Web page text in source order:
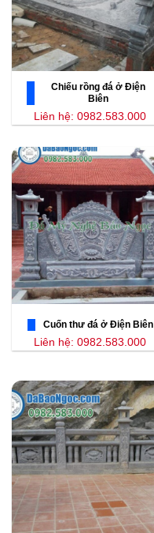
Chiếu rồng đá ở Điện
Biên
Liên hệ: 0982.583.000
Cuốn thư đá ở Điện Biên
Liên hệ: 0982.583.000